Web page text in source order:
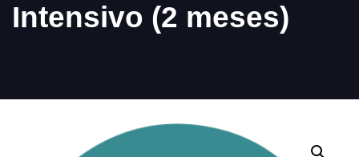
Intensivo (2 meses)